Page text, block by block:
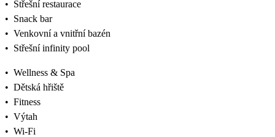
• Střešní restaurace
• Snack bar
• Venkovní a vnitřní bazén
• Střešní infinity pool
• Wellness & Spa
• Dětská hřiště
• Fitness
• Výtah
• Wi-Fi